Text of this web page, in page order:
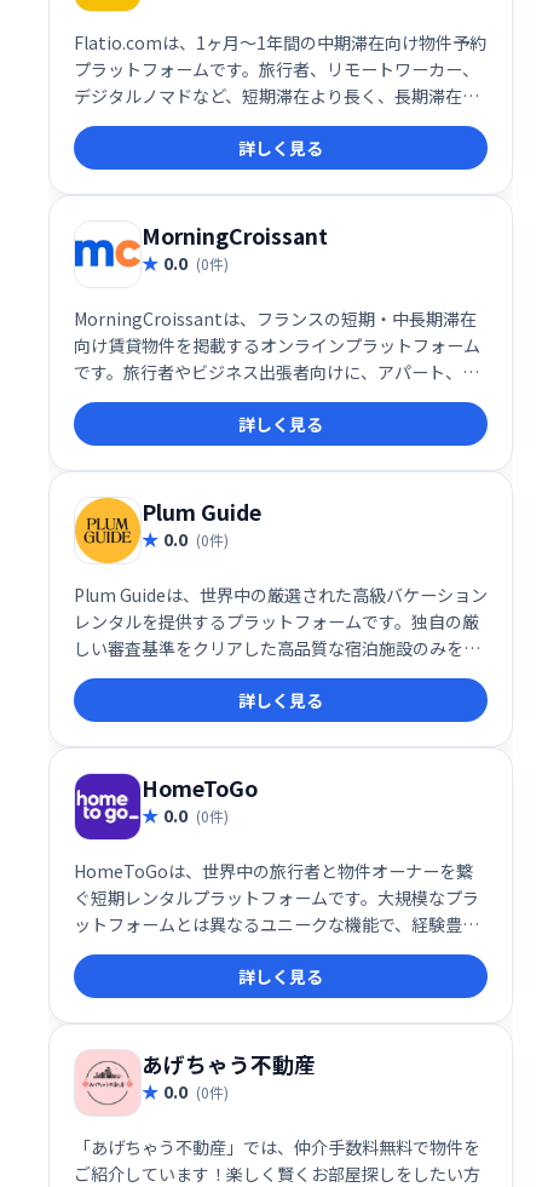
Flatio.comは、1ヶ月～1年間の中期滞在向け物件予約
プラットフォームです。旅行者、リモートワーカー、
デジタルノマドなど、短期滞在より長く、長期滞在よ
り短い期間の滞在を希望する方々に最適です。家具付
きのアパートや部屋を手頃な価格で提供し、快適な中
期滞在をサポートします。世界各地の物件を簡単に検
索・予約でき、煩わしい手続きを省いてスムーズな滞
在を実現します。
詳しく見る
MorningCroissant
0.0 (0件)
MorningCroissantは、フランスの短期・中長期滞在
向け賃貸物件を掲載するオンラインプラットフォーム
です。旅行者やビジネス出張者向けに、アパート、ス
タジオ、シェアハウスなど様々なタイプの物件を期間
に合わせて柔軟に選択できます。個人・法人問わず、
理想の滞在先を簡単に見つけられるサービスを提供し
ています。フランス滞在を計画中なら、ぜひ
MorningCroissantをご利用ください。
詳しく見る
Plum Guide
0.0 (0件)
Plum Guideは、世界中の厳選された高級バケーション
レンタルを提供するプラットフォームです。独自の厳
しい審査基準をクリアした高品質な宿泊施設のみを掲
載。信頼性と快適さを重視し、ハイクラスな旅行体験
を求める方におすすめです。安心して理想の滞在先を
見つけ、思い出に残る旅を満喫ください。
詳しく見る
HomeToGo
0.0 (0件)
HomeToGoは、世界中の旅行者と物件オーナーを繋
ぐ短期レンタルプラットフォームです。大規模なプラ
ットフォームとは異なるユニークな機能で、経験豊富
なホストから新規ホストまで幅広く対応。世界中の旅
行者へ物件をアピールし、短期レンタル市場での成功
をサポートします。他のプラットフォームにはない独
自のメリットで、物件オーナーにとって新たな収益機
会を提供します。
詳しく見る
あげちゃう不動産
0.0 (0件)
「あげちゃう不動産」では、仲介手数料無料で物件を
ご紹介しています！楽しく賢くお部屋探しをしたい方